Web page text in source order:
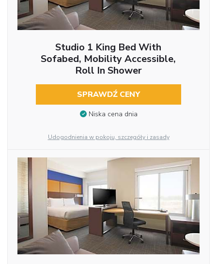
Studio 1 King Bed With
Sofabed, Mobility Accessible,
Roll In Shower
SPRAWDŹ CENY
Niska cena dnia
Udogodnienia w pokoju, szczegóły i zasady